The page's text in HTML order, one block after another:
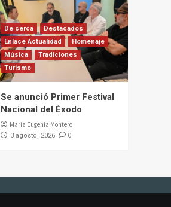
De cerca
Destacados
Enlace Actualidad
Homenaje
Música
Tradiciones
Turismo
Se anunció Primer Festival
Nacional del Éxodo
Maria Eugenia Montero
3 agosto, 2026 0